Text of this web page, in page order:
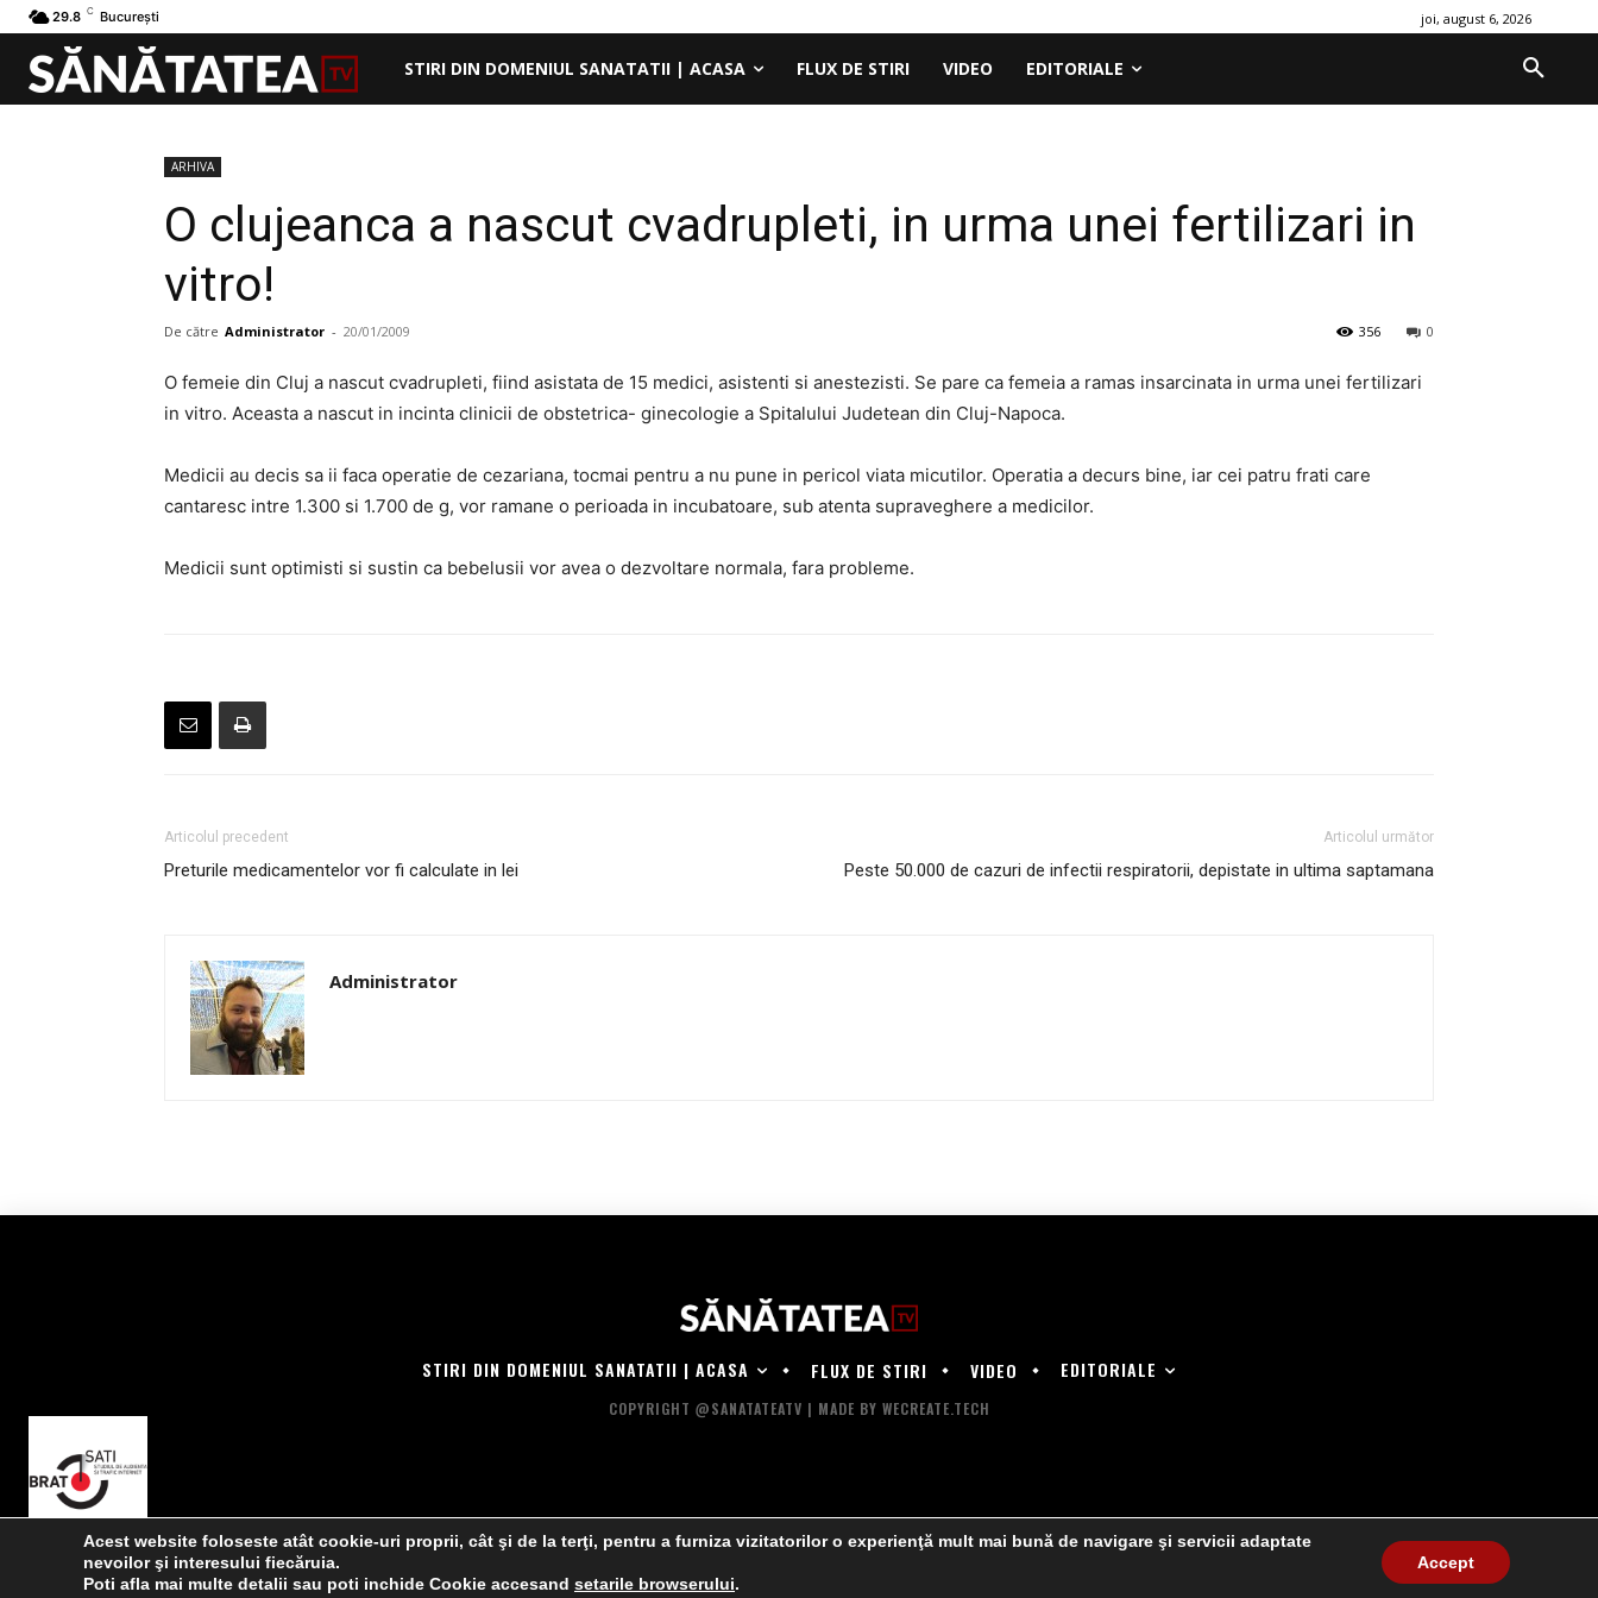
29.8 C București joi, august 6, 2026
STIRI DIN DOMENIUL SANATATII | ACASA FLUX DE STIRI VIDEO EDITORIALE
ARHIVA
O clujeanca a nascut cvadrupleti, in urma unei fertilizari in
vitro!
De către Administrator - 20/01/2009 0
356
O femeie din Cluj a nascut cvadrupleti, fiind asistata de 15 medici, asistenti si anestezisti. Se pare ca femeia a ramas insarcinata in urma unei fertilizari
in vitro. Aceasta a nascut in incinta clinicii de obstetrica- ginecologie a Spitalului Judetean din Cluj-Napoca.
Medicii au decis sa ii faca operatie de cezariana, tocmai pentru a nu pune in pericol viata micutilor. Operatia a decurs bine, iar cei patru frati care
cantaresc intre 1.300 si 1.700 de g, vor ramane o perioada in incubatoare, sub atenta supraveghere a medicilor.
Medicii sunt optimisti si sustin ca bebelusii vor avea o dezvoltare normala, fara probleme.
Articolul precedent
Preturile medicamentelor vor fi calculate in lei
Articolul următor
Peste 50.000 de cazuri de infectii respiratorii, depistate in ultima saptamana
Administrator
STIRI DIN DOMENIUL SANATATII | ACASA FLUX DE STIRI VIDEO EDITORIALE
COPYRIGHT @SANATATEATV | MADE BY WECREATE.TECH
Acest website foloseste atât cookie-uri proprii, cât şi de la terţi, pentru a furniza vizitatorilor o experienţă mult mai bună de navigare şi servicii adaptate
nevoilor şi interesului fiecăruia.
Poti afla mai multe detalii sau poti inchide Cookie accesand setarile browserului.
Accept